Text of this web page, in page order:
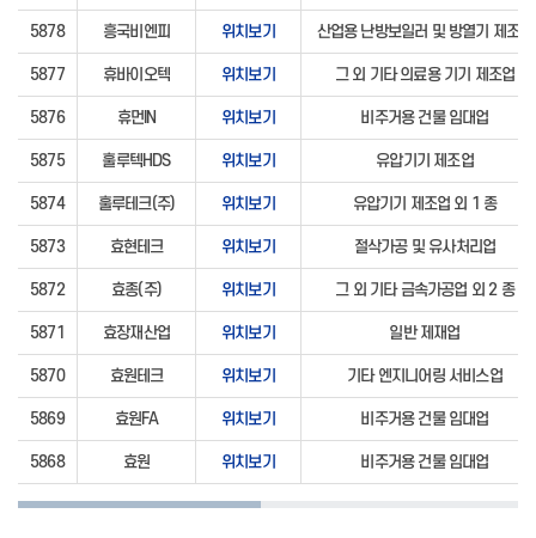
5878 흥국비엔피 위치보기 산업용 난방보일러 및 방열기 제조업
5877 휴바이오텍 위치보기 그 외 기타 의료용 기기 제조업
5876 휴먼IN 위치보기 비주거용 건물 임대업
5875 훌루텍HDS 위치보기 유압기기 제조업
5874 훌루테크(주) 위치보기 유압기기 제조업 외 1 종
5873 효현테크 위치보기 절삭가공 및 유사처리업
5872 효종(주) 위치보기 그 외 기타 금속가공업 외 2 종
5871 효장재산업 위치보기 일반 제재업
5870 효원테크 위치보기 기타 엔지니어링 서비스업
5869 효원FA 위치보기 비주거용 건물 임대업
5868 효원 위치보기 비주거용 건물 임대업